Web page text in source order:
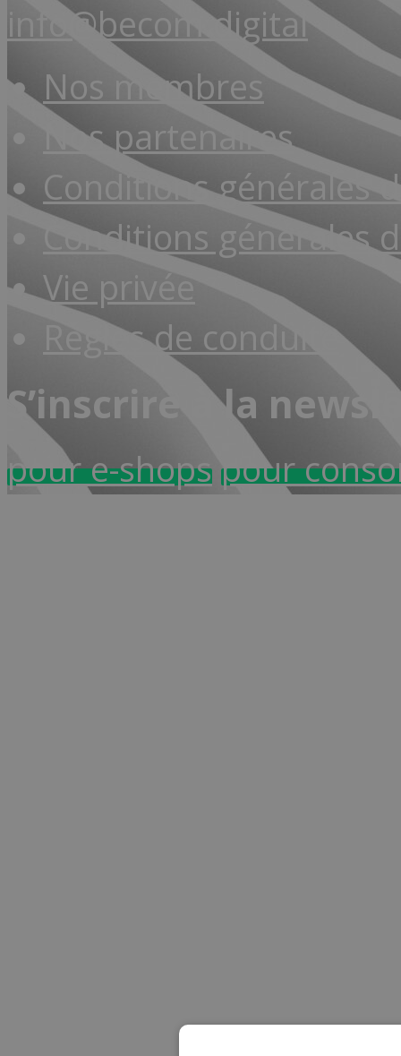
info@becom.digital
Nos membres
Nos partenaires
Conditions générales
Conditions générales
Vie privée
Règles de conduite
S’inscrire à la
pour e-shopspour